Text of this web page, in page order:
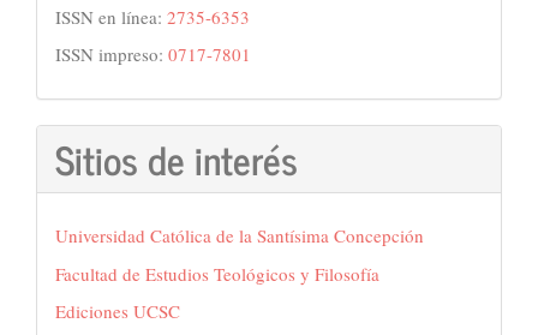
ISSN en línea: 2735-6353
ISSN impreso: 0717-7801
Sitios de interés
Universidad Católica de la Santísima Concepción
Facultad de Estudios Teológicos y Filosofía
Ediciones UCSC